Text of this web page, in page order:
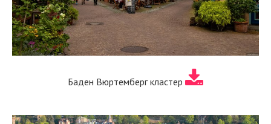
Баден Вюртемберг кластер